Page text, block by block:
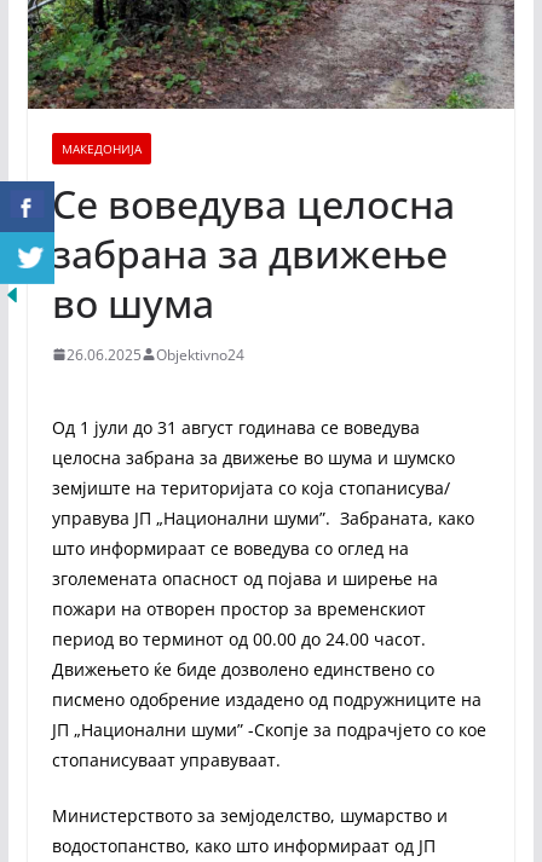
МАКЕДОНИЈА
Се воведува целосна
забрана за движење
во шума
26.06.2025 Objektivno24
Од 1 јули до 31 август годинава се воведува
целосна забрана за движење во шума и шумско
земјиште на територијата со која стопанисува/
управува ЈП „Национални шуми”. Забраната, како
што информираат се воведува со оглед на
зголемената опасност од појава и ширење на
пожари на отворен простор за временскиот
период во терминот од 00.00 до 24.00 часот.
Движењето ќе биде дозволено единствено со
писмено одобрение издадено од подружниците на
ЈП „Национални шуми” -Скопје за подрачјето со кое
стопанисуваат управуваат.
Министерството за земјоделство, шумарство и
водостопанство, како што информираат од ЈП